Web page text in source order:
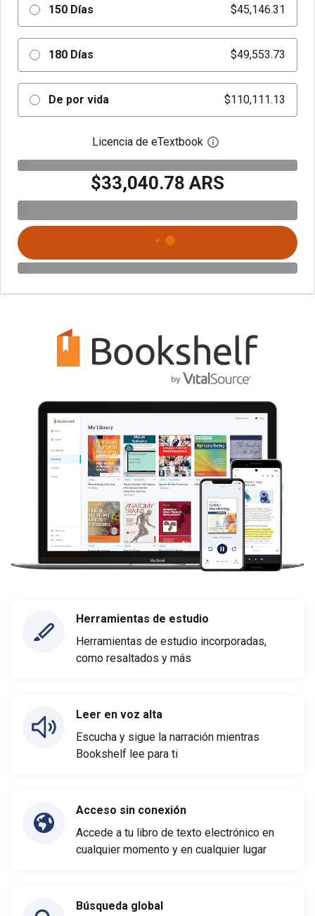
150 Días $45,146.31
180 Días $49,553.73
De por vida $110,111.13
Licencia de eTextbook Abre el cuadro de
$33,040.78 ARS
Herramientas de estudio
Herramientas de estudio incorporadas,
como resaltados y más
Leer en voz alta
Escucha y sigue la narración mientras
Bookshelf lee para ti
Acceso sin conexión
Accede a tu libro de texto electrónico en
cualquier momento y en cualquier lugar
Búsqueda global